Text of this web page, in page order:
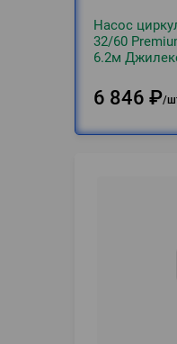
Насос
32/60
6.2м
6 846 ₽